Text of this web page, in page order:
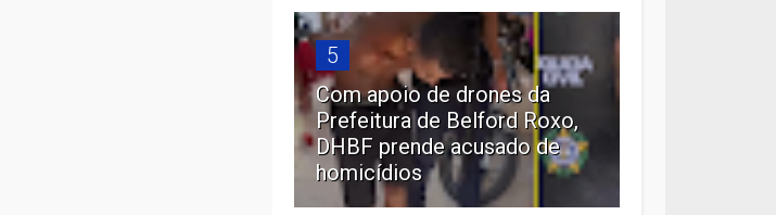
5
Com apoio de drones da
Prefeitura de Belford Roxo,
DHBF prende acusado de
homicídios